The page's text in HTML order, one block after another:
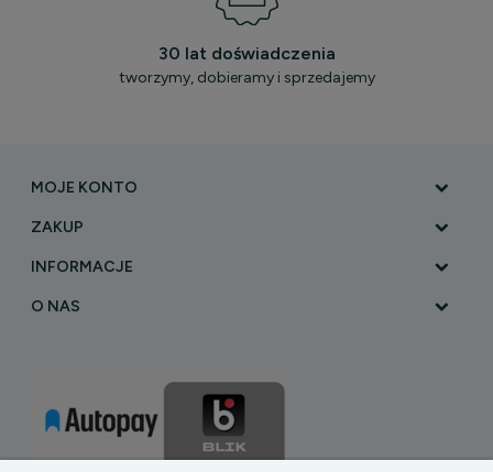
30 lat doświadczenia
tworzymy, dobieramy i sprzedajemy
MOJE KONTO
ZAKUP
INFORMACJE
O NAS